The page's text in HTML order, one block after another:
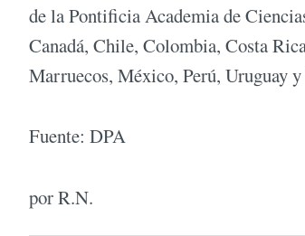
de la Pontificia Academia de
Canadá, Chile, Colombia, Costa
Marruecos, México, Perú, Uruguay y
Fuente: DPA
por R.N.